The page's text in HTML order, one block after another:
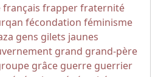
français frapperfraternité
fécondation féminisme
gens gilets jaunes
grand grand-père
grâce guerre guerrier